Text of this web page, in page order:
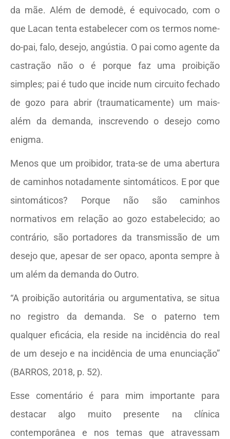
da mãe. Além de demodê, é equivocado, com o
que Lacan tenta estabelecer com os termos nome-
do-pai, falo, desejo, angústia. O pai como agente da
castração não o é porque faz uma proibição
simples; pai é tudo que incide num circuito fechado
de gozo para abrir (traumaticamente) um mais-
além da demanda, inscrevendo o desejo como
enigma.
Menos que um proibidor, trata-se de uma abertura
de caminhos notadamente sintomáticos. E por que
sintomáticos? Porque não são caminhos
normativos em relação ao gozo estabelecido; ao
contrário, são portadores da transmissão de um
desejo que, apesar de ser opaco, aponta sempre à
um além da demanda do Outro.
“A proibição autoritária ou argumentativa, se situa
no registro da demanda. Se o paterno tem
qualquer eficácia, ela reside na incidência do real
de um desejo e na incidência de uma enunciação”
(BARROS, 2018, p. 52).
Esse comentário é para mim importante para
destacar algo muito presente na clínica
contemporânea e nos temas que atravessam